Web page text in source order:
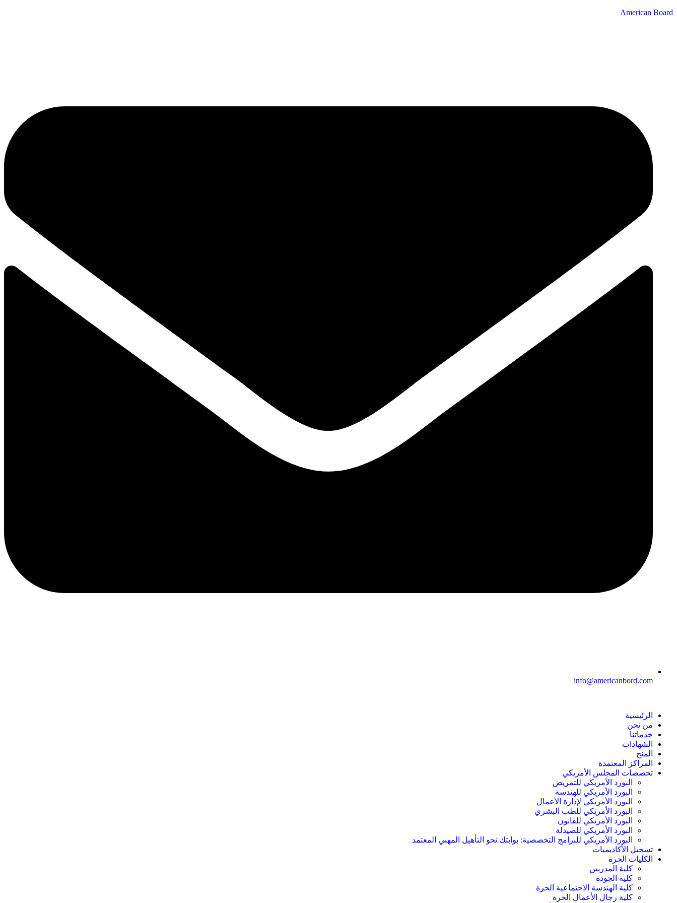
American Board
info@americanbord.com
الرئيسية
من نحن
خدماتنا
الشهادات
المنح
المراكز المعتمدة
تخصصات المجلس الأمريكي
البورد الأمريكي للتمريض
البورد الأمريكي للهندسة
البورد الأمريكي لإدارة الأعمال
البورد الأمريكي للطب البشري
البورد الأمريكي للقانون
البورد الأمريكي للصيدلة
البورد الأمريكي للبرامج التخصصية: بوابتك نحو التأهيل المهني المعتمد
تسجيل الأكاديميات
الكليات الحرة
كلية المدربين
كلية الجودة
كلية الهندسة الاجتماعية الحرة
كلية رجال الأعمال الحرة